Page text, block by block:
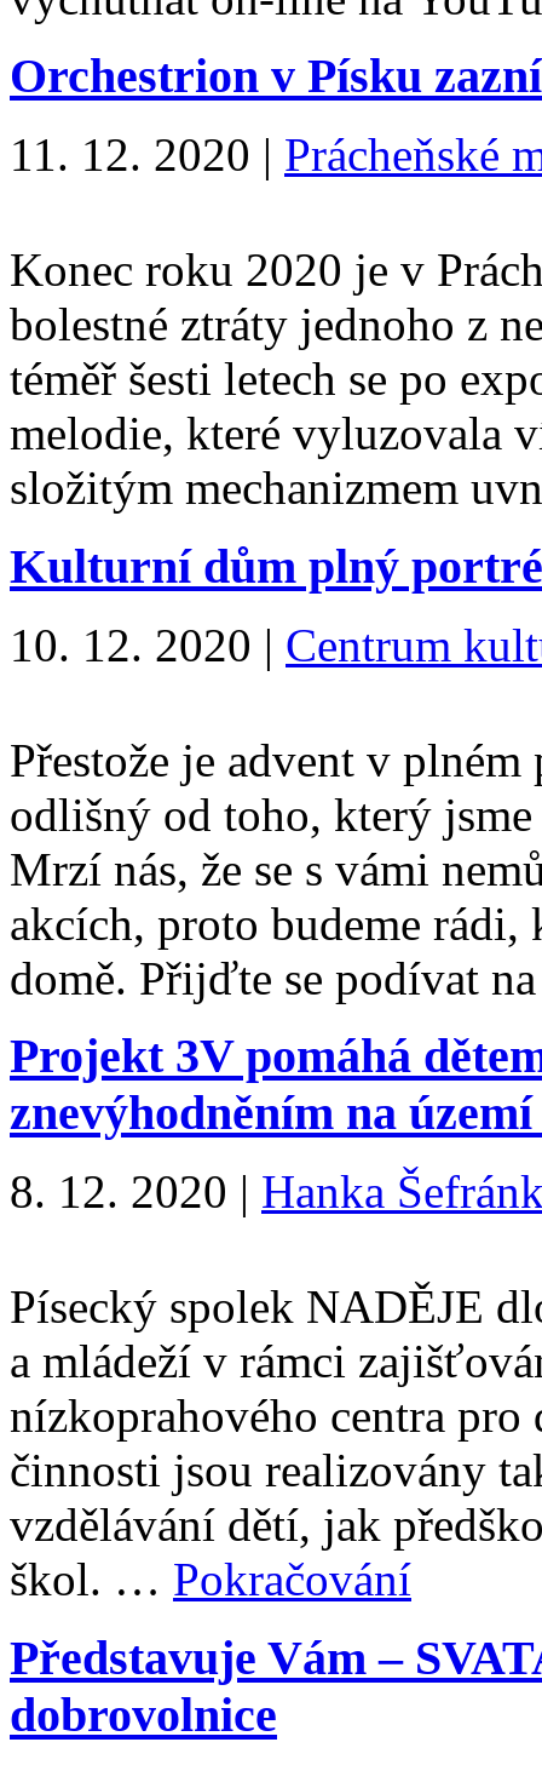
Orchestrion v Písku
11. 12. 2020 | Prácheňské
Konec roku 2020 je v
bolestné ztráty jednoho z
téměř šesti letech se po
melodie, které vyluzovala
složitým mechanizmem
Kulturní dům plný
10. 12. 2020 | Centrum
Přestože je advent v
odlišný od toho, který
Mrzí nás, že se s vámi
akcích, proto budeme
domě. Přijďte se podívat
Projekt 3V pomáhá
znevýhodněním na
8. 12. 2020 | Hanka
Písecký spolek NADĚJE
a mládeží v rámci
nízkoprahového centra pro
činnosti jsou realizovány
vzdělávání dětí, jak
škol. … Pokračování
Představuje Vám –
dobrovolnice